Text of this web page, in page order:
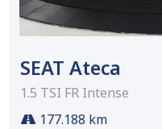
SEAT Ateca
1.5 TSI FR Intense
177.188 km